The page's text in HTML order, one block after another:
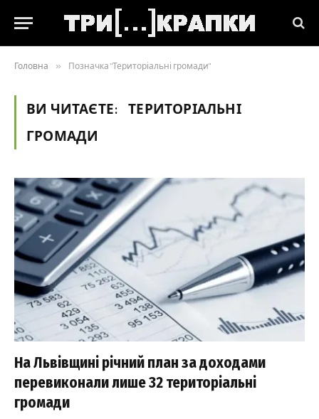
Головна » Позначка "Територіальні громади"
ВИ ЧИТАЄТЕ:
ТЕРИТОРІАЛЬНІ
ГРОМАДИ
На Львівщині річний план за доходами
перевиконали лише 32 територіальні
громади